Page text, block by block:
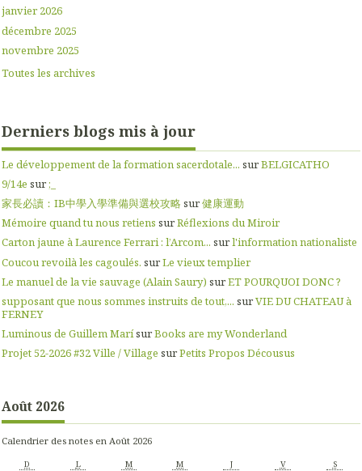
janvier 2026
décembre 2025
novembre 2025
Toutes les archives
Derniers blogs mis à jour
Le développement de la formation sacerdotale... surBELGICATHO
9/14e sur;_
家長必讀：IB中學入學準備與選校攻略 sur健康運動
Mémoire quand tu nous retiens surRéflexions du Miroir
Carton jaune à Laurence Ferrari : l’Arcom... surl'information nationaliste
Coucou revoilà les cagoulés. surLe vieux templier
Le manuel de la vie sauvage (Alain Saury) surET POURQUOI DONC ?
supposant que nous sommes instruits de tout,... surVIE DU CHATEAU à
FERNEY
Luminous de Guillem MarísurBooks are my Wonderland
Projet 52-2026 #32 Ville / Village surPetits Propos Décousus
Août 2026
Calendrier des notes en Août 2026
D L M M J V S